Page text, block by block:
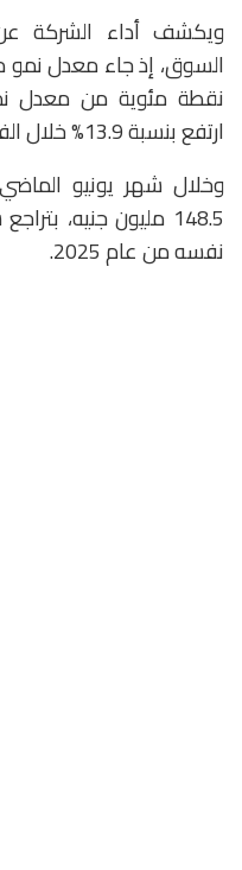
ويكشف أداء الشركة
نقطة مئوية من معدل
ارتفع بنسبة 13.9% خلال الفترة نفسها.
وخلال شهر يونيو
نفسه من عام 2025.